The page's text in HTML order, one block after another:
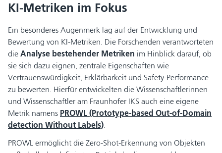
KI-Metriken im Fokus
Ein besonderes Augenmerk lag auf der Entwicklung und
Bewertung von KI-Metriken. Die Forschenden verantworteten
die Analyse bestehender Metriken im Hinblick darauf, ob
sie sich dazu eignen, zentrale Eigenschaften wie
Vertrauenswürdigkeit, Erklärbarkeit und Safety-Performance
zu bewerten. Hierfür entwickelten die Wissenschaftlerinnen
und Wissenschaftler am Fraunhofer IKS auch eine eigene
Metrik namens PROWL (Prototype-based Out-of-Domain
detection Without Labels).
PROWL ermöglicht die Zero-Shot-Erkennung von Objekten